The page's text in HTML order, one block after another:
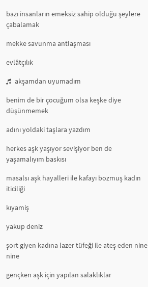
bazı insanların emeksiz sahip olduğu şeylere
çabalamak
mekke savunma antlaşması
evlâtçılık
akşamdan uyumadım
benim de bir çocuğum olsa keşke diye
düşünmemek
adını yoldaki taşlara yazdım
herkes aşk yaşıyor sevişiyor ben de
yaşamalıyım baskısı
masalsı aşk hayalleri ile kafayı bozmuş kadın
iticiliği
kıyamiş
yakup deniz
şort giyen kadına lazer tüfeği ile ateş eden nine
nine
gençken aşk için yapılan salaklıklar